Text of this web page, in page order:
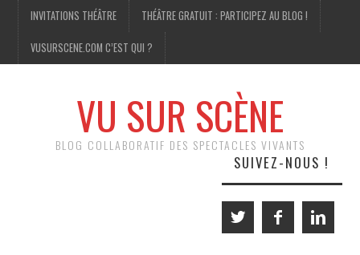
INVITATIONS THÉÂTRE THÉÂTRE GRATUIT : PARTICIPEZ AU BLOG !
VUSURSCENE.COM C’EST QUI ?
VU SUR SCÈNE
BLOG COLLABORATIF DES SPECTACLES VIVANTS
SUIVEZ-NOUS !